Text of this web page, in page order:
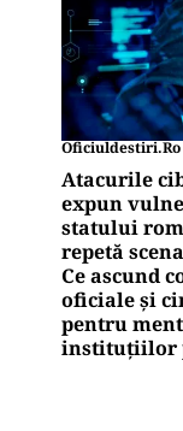
Oficiuldestiri.ro
Atacurile
expun
statului
repetă
Ce ascund
oficiale și
pentru
instituțiilor